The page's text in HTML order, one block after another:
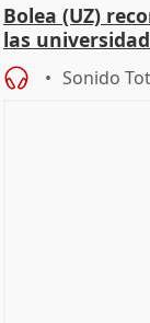
Bolea (UZ)
las
Sonido